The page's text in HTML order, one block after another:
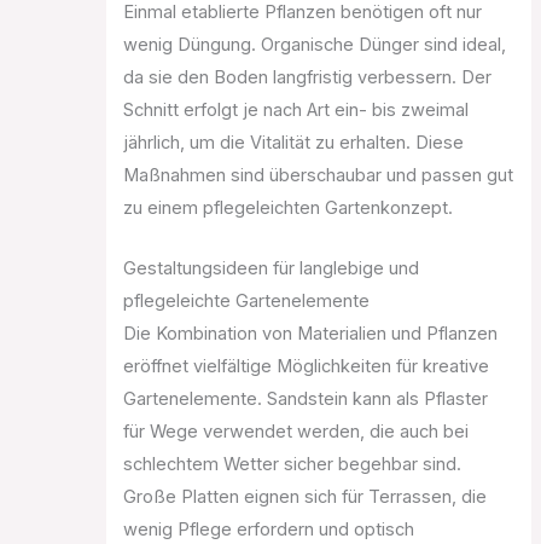
Einmal etablierte Pflanzen benötigen oft nur
wenig Düngung. Organische Dünger sind ideal,
da sie den Boden langfristig verbessern. Der
Schnitt erfolgt je nach Art ein- bis zweimal
jährlich, um die Vitalität zu erhalten. Diese
Maßnahmen sind überschaubar und passen gut
zu einem pflegeleichten Gartenkonzept.
Gestaltungsideen für langlebige und
pflegeleichte Gartenelemente
Die Kombination von Materialien und Pflanzen
eröffnet vielfältige Möglichkeiten für kreative
Gartenelemente. Sandstein kann als Pflaster
für Wege verwendet werden, die auch bei
schlechtem Wetter sicher begehbar sind.
Große Platten eignen sich für Terrassen, die
wenig Pflege erfordern und optisch